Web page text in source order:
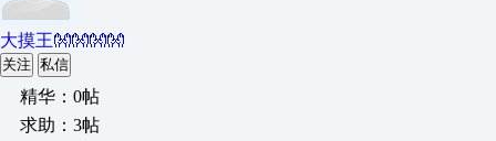
大摸王👐👐👐👐
关注 私信
精华：0帖
求助：3帖